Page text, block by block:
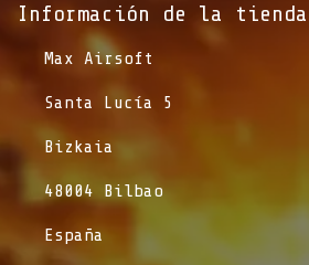
Información de la tienda​
​Max Airsoft
​Santa Lucía 5
​Bizkaia
​48004 Bilbao
​España